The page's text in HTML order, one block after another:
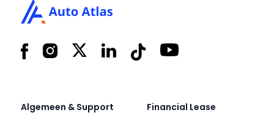
FacebookInstagram
X LinkedInTiktok YouTube
Algemeen & Support Financial Lease